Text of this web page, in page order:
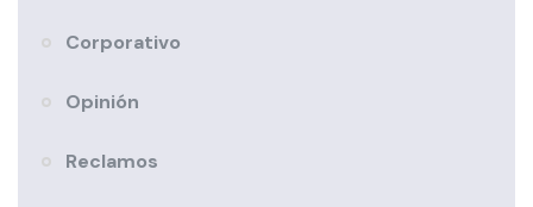
Corporativo
Opinión
Reclamos